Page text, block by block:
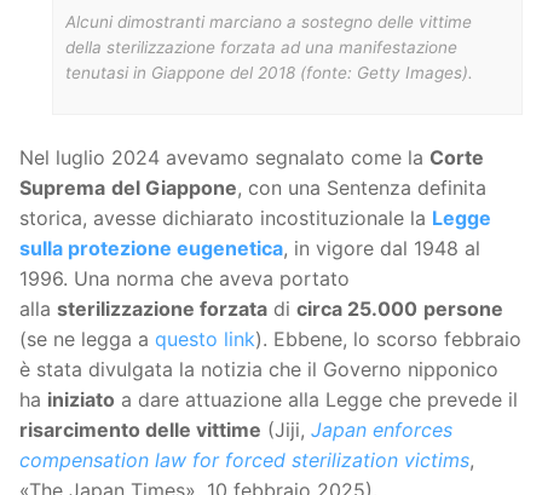
Alcuni dimostranti marciano a sostegno delle vittime
della sterilizzazione forzata ad una manifestazione
tenutasi in Giappone del 2018 (fonte: Getty Images).
Nel luglio 2024 avevamo segnalato come la Corte
Suprema del Giappone, con una Sentenza definita
storica, avesse dichiarato incostituzionale la Legge
sulla protezione eugenetica, in vigore dal 1948 al
1996. Una norma che aveva portato
alla sterilizzazione forzata di circa 25.000 persone
(se ne legga a questo link). Ebbene, lo scorso febbraio
è stata divulgata la notizia che il Governo nipponico
ha iniziato a dare attuazione alla Legge che prevede il
risarcimento delle vittime (Jiji, Japan enforces
compensation law for forced sterilization victims,